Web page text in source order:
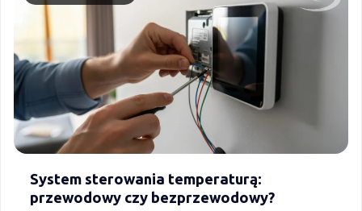
System sterowania temperaturą:
przewodowy czy bezprzewodowy?